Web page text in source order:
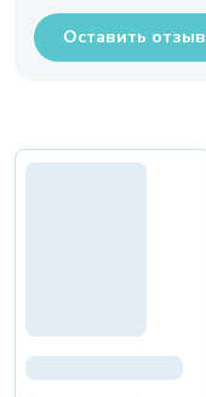
Оставить отзыв